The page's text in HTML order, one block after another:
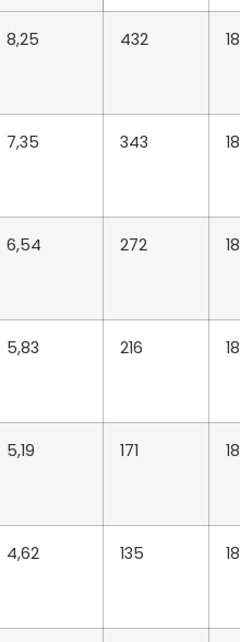
8,25 432
7,35 343
6,54 272
5,83 216
5,19 171
4,62 135